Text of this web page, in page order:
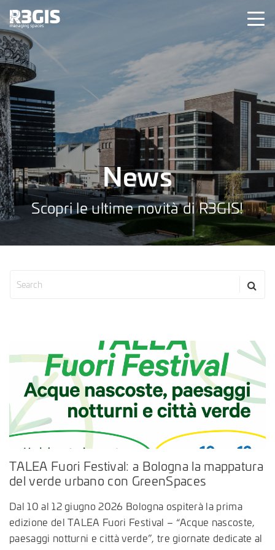
News
Scopri le ultime novità di R3GIS!
TALEA Fuori Festival: a Bologna la mappatura
del verde urbano con GreenSpaces
Dal 10 al 12 giugno 2026 Bologna ospiterà la prima
edizione del TALEA Fuori Festival – “Acque nascoste,
paesaggi notturni e città verde”, tre giornate dedicate al